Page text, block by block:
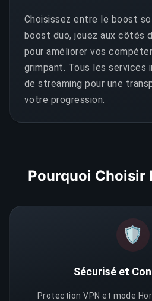
Choisissez entre le boost
boost duo, jouez aux côtés
pour améliorer vos
grimpant. Tous les services
de streaming pour une
votre progression.
Pourquoi Choisir
🛡️
Sécurisé et
Protection VPN et mode